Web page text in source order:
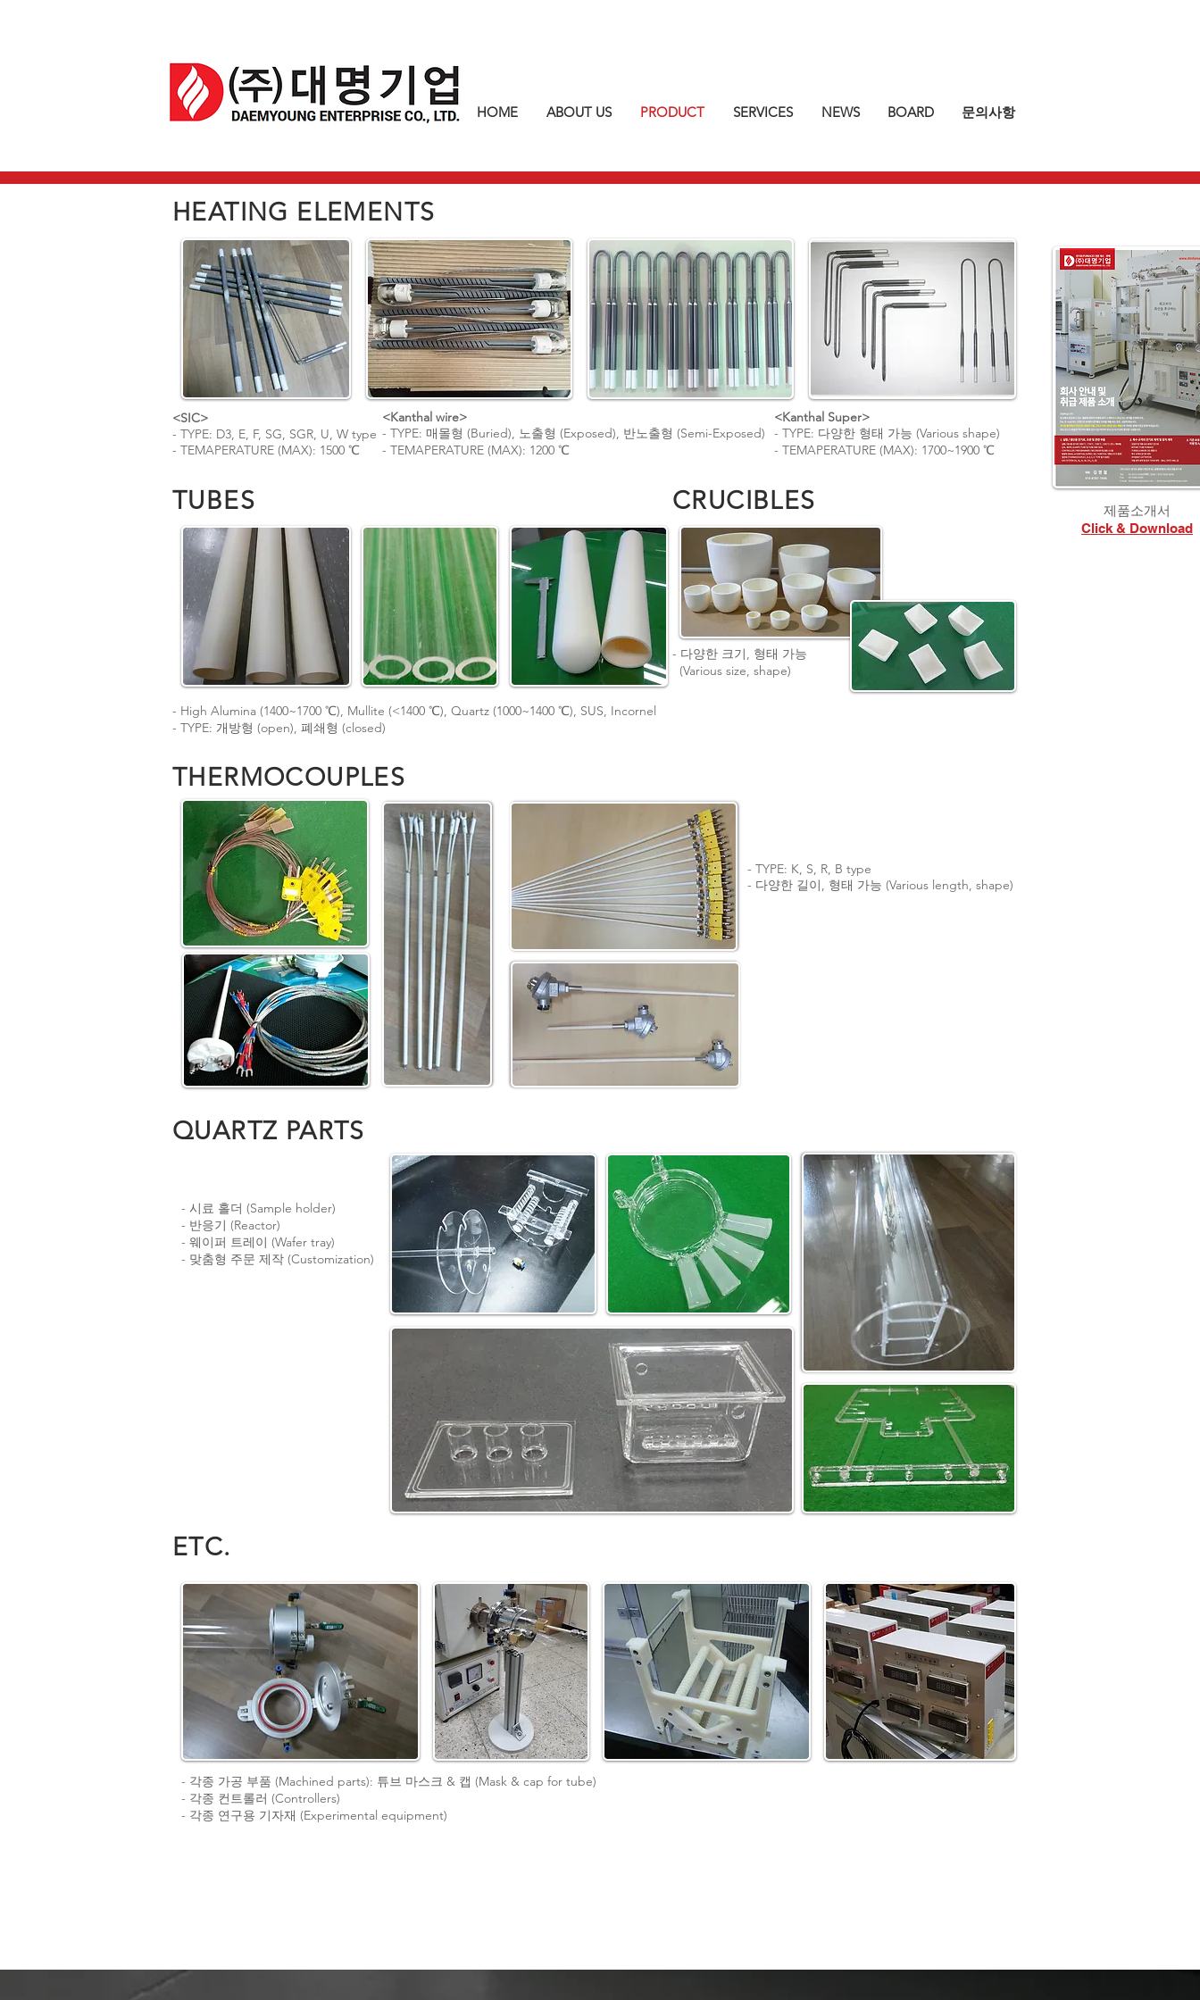
HOME ABOUT US PRODUCT SERVICES NEWS BOARD 문의사항
HEATING ELEMENTS
<SIC>
- TYPE: D3, E, F, SG, SGR, U, W type
- TEMAPERATURE (MAX): 1500 ℃
<Kanthal wire>
- TYPE: 매몰형 (Buried), 노출형 (Exposed), 반노출형 (Semi-Exposed)
- TEMAPERATURE (MAX): 1200 ℃
<Kanthal Super>
- TYPE: 다양한 형태 가능 (Various shape)
- TEMAPERATURE (MAX): 1700~1900 ℃
TUBES CRUCIBLES
- 다양한 크기, 형태 가능
(Various size, shape)
​제품소개서
Click & Download
- High Alumina (1400~1700 ℃), Mullite (<1400 ℃), Quartz (1000~1400 ℃), SUS, Incornel
- TYPE: 개방형 (open), 폐쇄형 (closed)
THERMOCOUPLES
QUARTZ PARTS
- TYPE: K, S, R, B type
- 다양한 길이, 형태 가능 (Various length, shape)
- 시료 홀더 (Sample holder)
- 반응기 (Reactor)
- 웨이퍼 트레이 (Wafer tray)
- 맞춤형 주문 제작 (Customization)
ETC.
- 각종 가공 부품 (Machined parts): 튜브 마스크 & 캡 (Mask & cap for tube)
- 각종 컨트롤러 (Controllers)
​- 각종 연구용 기자재 (Experimental equipment)